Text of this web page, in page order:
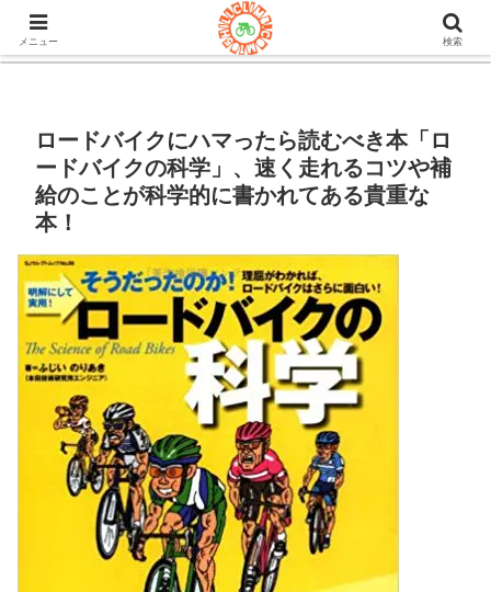
105ヒルクライム.comはロードバイク&グラベルのブログ。機材や
チューブレスタイヤのインプレや房総半島ライドの情報など。
ロードバイクにハマったら読むべき本「ロ
ードバイクの科学」、速く走れるコツや補
給のことが科学的に書かれてある貴重な
本！
メニュー 検索